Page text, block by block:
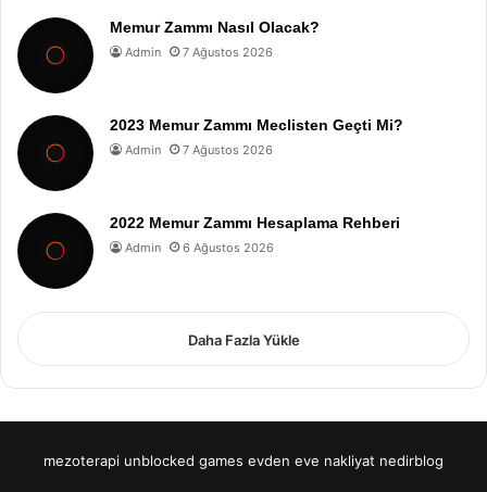
Memur Zammı Nasıl Olacak?
Admin 7 Ağustos 2026
2023 Memur Zammı Meclisten Geçti Mi?
Admin 7 Ağustos 2026
2022 Memur Zammı Hesaplama Rehberi
Admin 6 Ağustos 2026
Daha Fazla Yükle
mezoterapi unblocked games evden eve nakliyat nedirblog